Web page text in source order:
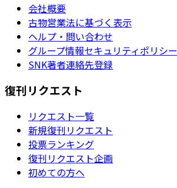
会社概要
古物営業法に基づく表示
ヘルプ・問い合わせ
グループ情報セキュリティポリシー
SNK著者連絡先登録
復刊リクエスト
リクエスト一覧
新規復刊リクエスト
投票ランキング
復刊リクエスト企画
初めての方へ